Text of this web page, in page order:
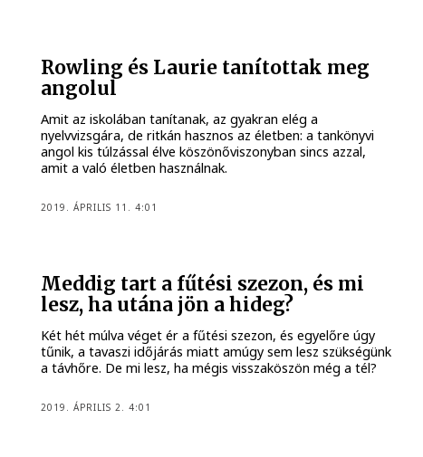
Rowling és Laurie tanítottak meg
angolul
Amit az iskolában tanítanak, az gyakran elég a
nyelvvizsgára, de ritkán hasznos az életben: a tankönyvi
angol kis túlzással élve köszönőviszonyban sincs azzal,
amit a való életben használnak.
2019. ÁPRILIS 11. 4:01
Meddig tart a fűtési szezon, és mi
lesz, ha utána jön a hideg?
Két hét múlva véget ér a fűtési szezon, és egyelőre úgy
tűnik, a tavaszi időjárás miatt amúgy sem lesz szükségünk
a távhőre. De mi lesz, ha mégis visszaköszön még a tél?
2019. ÁPRILIS 2. 4:01